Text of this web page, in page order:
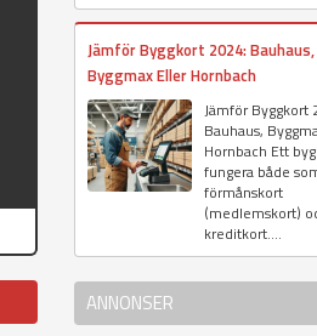
Jämför Byggkort 2024: Bauhaus,
Byggmax Eller Hornbach
Jämför Byggkort
Bauhaus,
Hornbach Ett
fungera både
förmånskort
(medlemskort)
kreditkort....
ANNONSER